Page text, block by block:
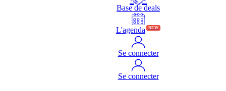
Base de deals
L'agenda NEW
Se connecter
Se connecter